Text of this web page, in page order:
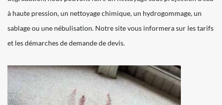
à haute pression, un nettoyage chimique, un hydrogommage, un
sablage ou une nébulisation. Notre site vous informera sur les tarifs
et les démarches de demande de devis.